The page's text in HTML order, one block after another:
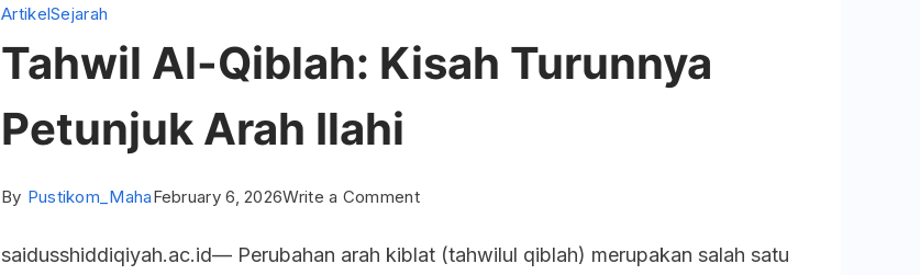
ArtikelSejarah
Tahwil Al-Qiblah: Kisah Turunnya
Petunjuk Arah Ilahi
By Pustikom_MahaFebruary 6, 2026Write a Commenton
Al-
saidusshiddiqiyah.ac.id— Perubahan arah kiblat (tahwilul qiblah) merupakan salah satu